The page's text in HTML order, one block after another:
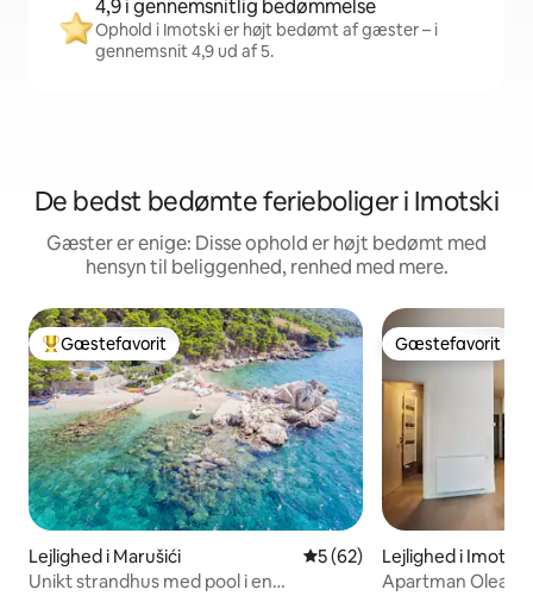
4,9 i gennemsnitlig bedømmelse
Ophold i Imotski er højt bedømt af gæster – i
gennemsnit 4,9 ud af 5.
De bedst bedømte ferieboliger i Imotski
Gæster er enige: Disse ophold er højt bedømt med
hensyn til beliggenhed, renhed med mere.
Bedste gæstefavorit
Gæstefavorit
Lejlighed i Marušići 5 ud af 5 i gennemsnitlig
5 (62)
Unikt strandhus med pool i en
Gæstefavorit
Gæstefavorit
Lejlighed i Imotski
Apartman